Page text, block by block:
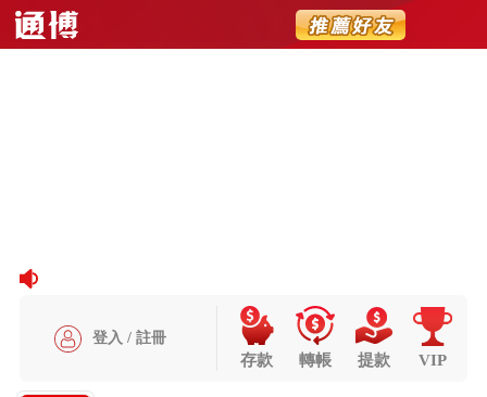
登入 / 註冊
存款 轉帳 提款 VIP